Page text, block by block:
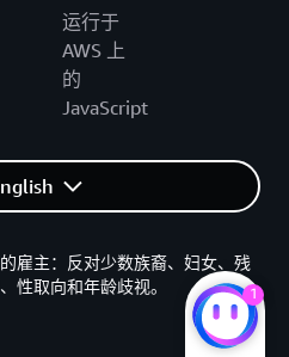
运行于
AWS 上
的
JavaScript
雇主：反对少数族裔、妇女、残
性取向和年龄歧视。
1